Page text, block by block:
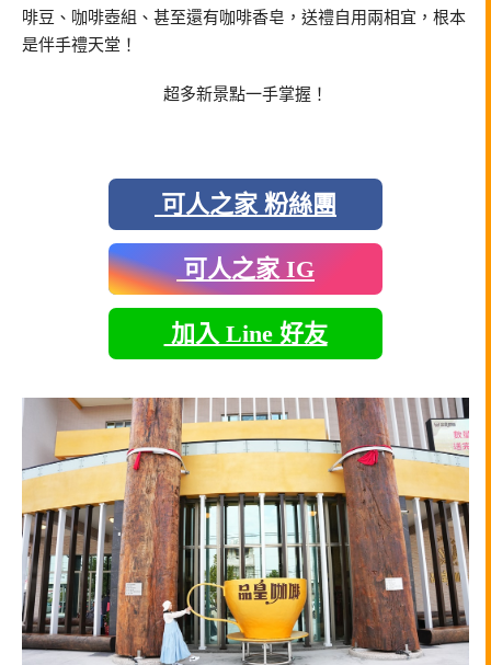
啡豆、咖啡壺組、甚至還有咖啡香皂，送禮自用兩相宜，根本
是伴手禮天堂！
超多新景點一手掌握！
可人之家 粉絲團
可人之家 IG
加入 Line 好友